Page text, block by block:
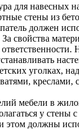
для навесных
стены из
должен
свойства
уголках,
креслами,
мебели в
у стены
этом должны